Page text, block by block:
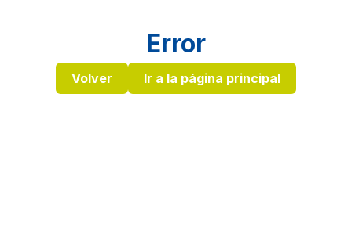
Error
Volver Ir a la página principal